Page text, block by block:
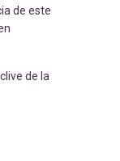
de este
de la